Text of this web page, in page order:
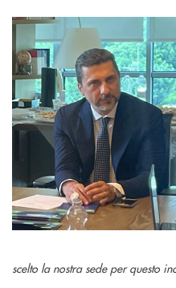
scelto la nostra sede per questo